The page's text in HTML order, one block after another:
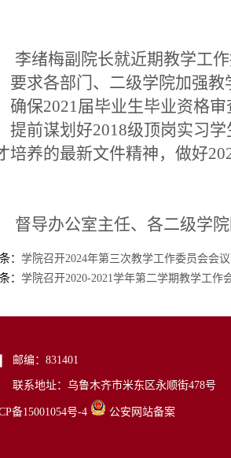
李绪梅副院长就近期教学工
要求各部门、二级学院加强
确保2021届毕业生毕业资格
提前谋划好2018级顶岗实习
培养的最新文件精神，做好
督导办公室主任、各二级学院
： 学院召开2024年第三次教学工作委员会会议
： 学院召开2020-2021学年第二学期教学工作
邮编：831401
联系地址：乌鲁木齐市米东区永顺街478号
备15001054号-4 公安网站备案